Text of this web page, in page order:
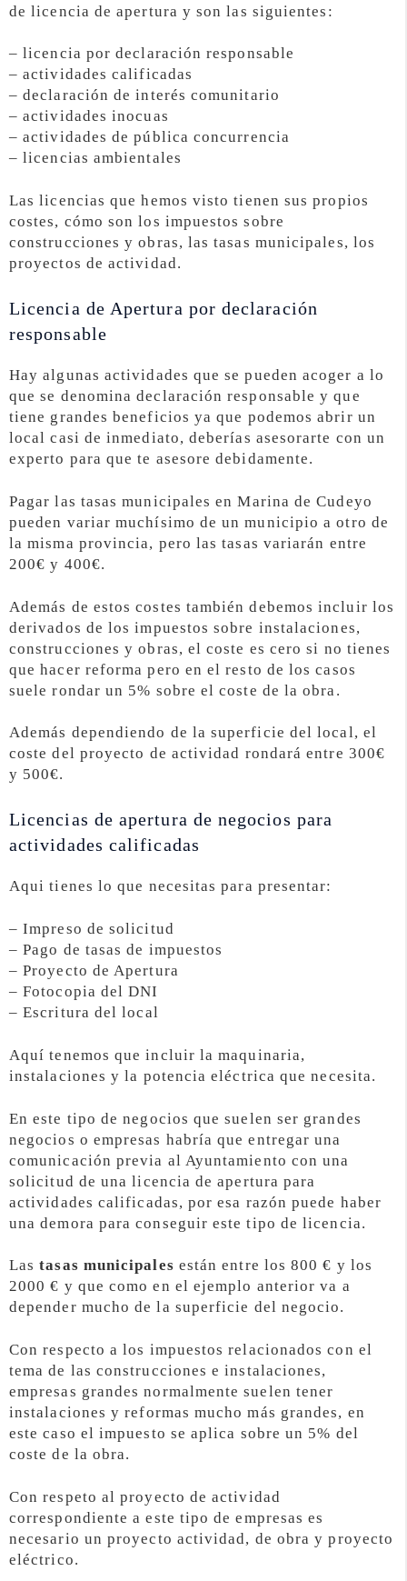
de licencia de apertura y son las siguientes:
– licencia por declaración responsable
– actividades calificadas
– declaración de interés comunitario
– actividades inocuas
– actividades de pública concurrencia
– licencias ambientales
Las licencias que hemos visto tienen sus propios
costes, cómo son los impuestos sobre
construcciones y obras, las tasas municipales, los
proyectos de actividad.
Licencia de Apertura por declaración
responsable
Hay algunas actividades que se pueden acoger a lo
que se denomina declaración responsable y que
tiene grandes beneficios ya que podemos abrir un
local casi de inmediato, deberías asesorarte con un
experto para que te asesore debidamente.
Pagar las tasas municipales en Marina de Cudeyo
pueden variar muchísimo de un municipio a otro de
la misma provincia, pero las tasas variarán entre
200€ y 400€.
Además de estos costes también debemos incluir los
derivados de los impuestos sobre instalaciones,
construcciones y obras, el coste es cero si no tienes
que hacer reforma pero en el resto de los casos
suele rondar un 5% sobre el coste de la obra.
Además dependiendo de la superficie del local, el
coste del proyecto de actividad rondará entre 300€
y 500€.
Licencias de apertura de negocios para
actividades calificadas
Aqui tienes lo que necesitas para presentar:
– Impreso de solicitud
– Pago de tasas de impuestos
– Proyecto de Apertura
– Fotocopia del DNI
– Escritura del local
Aquí tenemos que incluir la maquinaria,
instalaciones y la potencia eléctrica que necesita.
En este tipo de negocios que suelen ser grandes
negocios o empresas habría que entregar una
comunicación previa al Ayuntamiento con una
solicitud de una licencia de apertura para
actividades calificadas, por esa razón puede haber
una demora para conseguir este tipo de licencia.
Lastasas municipales están entre los 800 € y los
2000 € y que como en el ejemplo anterior va a
depender mucho de la superficie del negocio.
Con respecto a los impuestos relacionados con el
tema de las construcciones e instalaciones,
empresas grandes normalmente suelen tener
instalaciones y reformas mucho más grandes, en
este caso el impuesto se aplica sobre un 5% del
coste de la obra.
Con respeto al proyecto de actividad
correspondiente a este tipo de empresas es
necesario un proyecto actividad, de obra y proyecto
eléctrico.